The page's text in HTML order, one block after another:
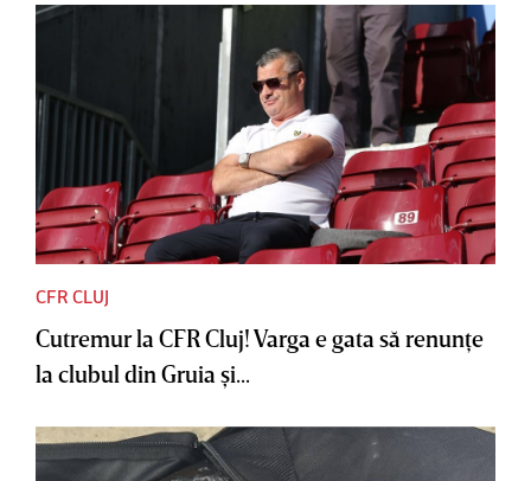
CFR CLUJ
Cutremur la CFR Cluj! Varga e gata să renunţe
la clubul din Gruia şi...